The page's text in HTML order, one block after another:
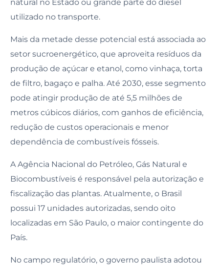
natural no Estado ou grande parte do diesel
utilizado no transporte.
Mais da metade desse potencial está associada ao
setor sucroenergético, que aproveita resíduos da
produção de açúcar e etanol, como vinhaça, torta
de filtro, bagaço e palha. Até 2030, esse segmento
pode atingir produção de até 5,5 milhões de
metros cúbicos diários, com ganhos de eficiência,
redução de custos operacionais e menor
dependência de combustíveis fósseis.
A Agência Nacional do Petróleo, Gás Natural e
Biocombustíveis é responsável pela autorização e
fiscalização das plantas. Atualmente, o Brasil
possui 17 unidades autorizadas, sendo oito
localizadas em São Paulo, o maior contingente do
País.
No campo regulatório, o governo paulista adotou